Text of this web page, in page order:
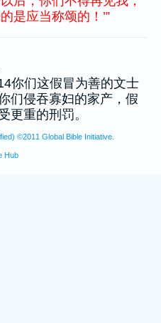
的是应当称颂的 ！ ’”
你们这假冒为善的文士
们侵吞寡妇的家产，假
更重的刑罚。
©2011 Global Bible Initiative.
Hub